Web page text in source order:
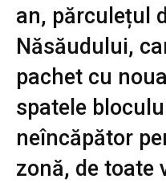
an, părculețul
Năsăudului,
pachet cu
spatele
neîncăpător
zonă, de toate